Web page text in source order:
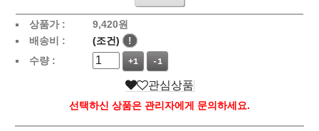
상품가 : 9,420원
배송비 :
(조건)
!
수량 :
+1 -1
관심상품
선택하신 상품은 관리자에게 문의하세요.